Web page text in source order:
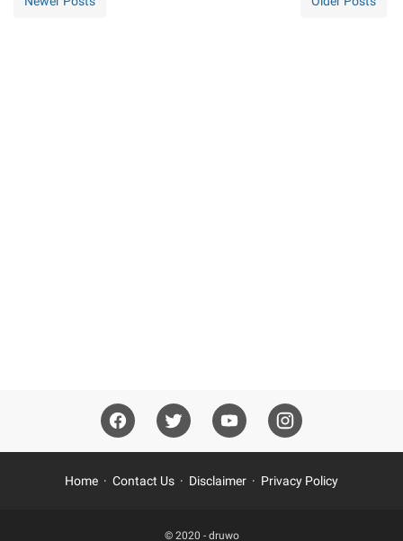
Home Contact Us Disclaimer Privacy Policy
© 2020 - druwo